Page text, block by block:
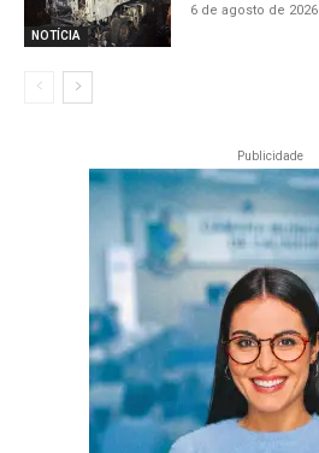
NOTÍCIA
6 de agosto de 2026
Publicidade